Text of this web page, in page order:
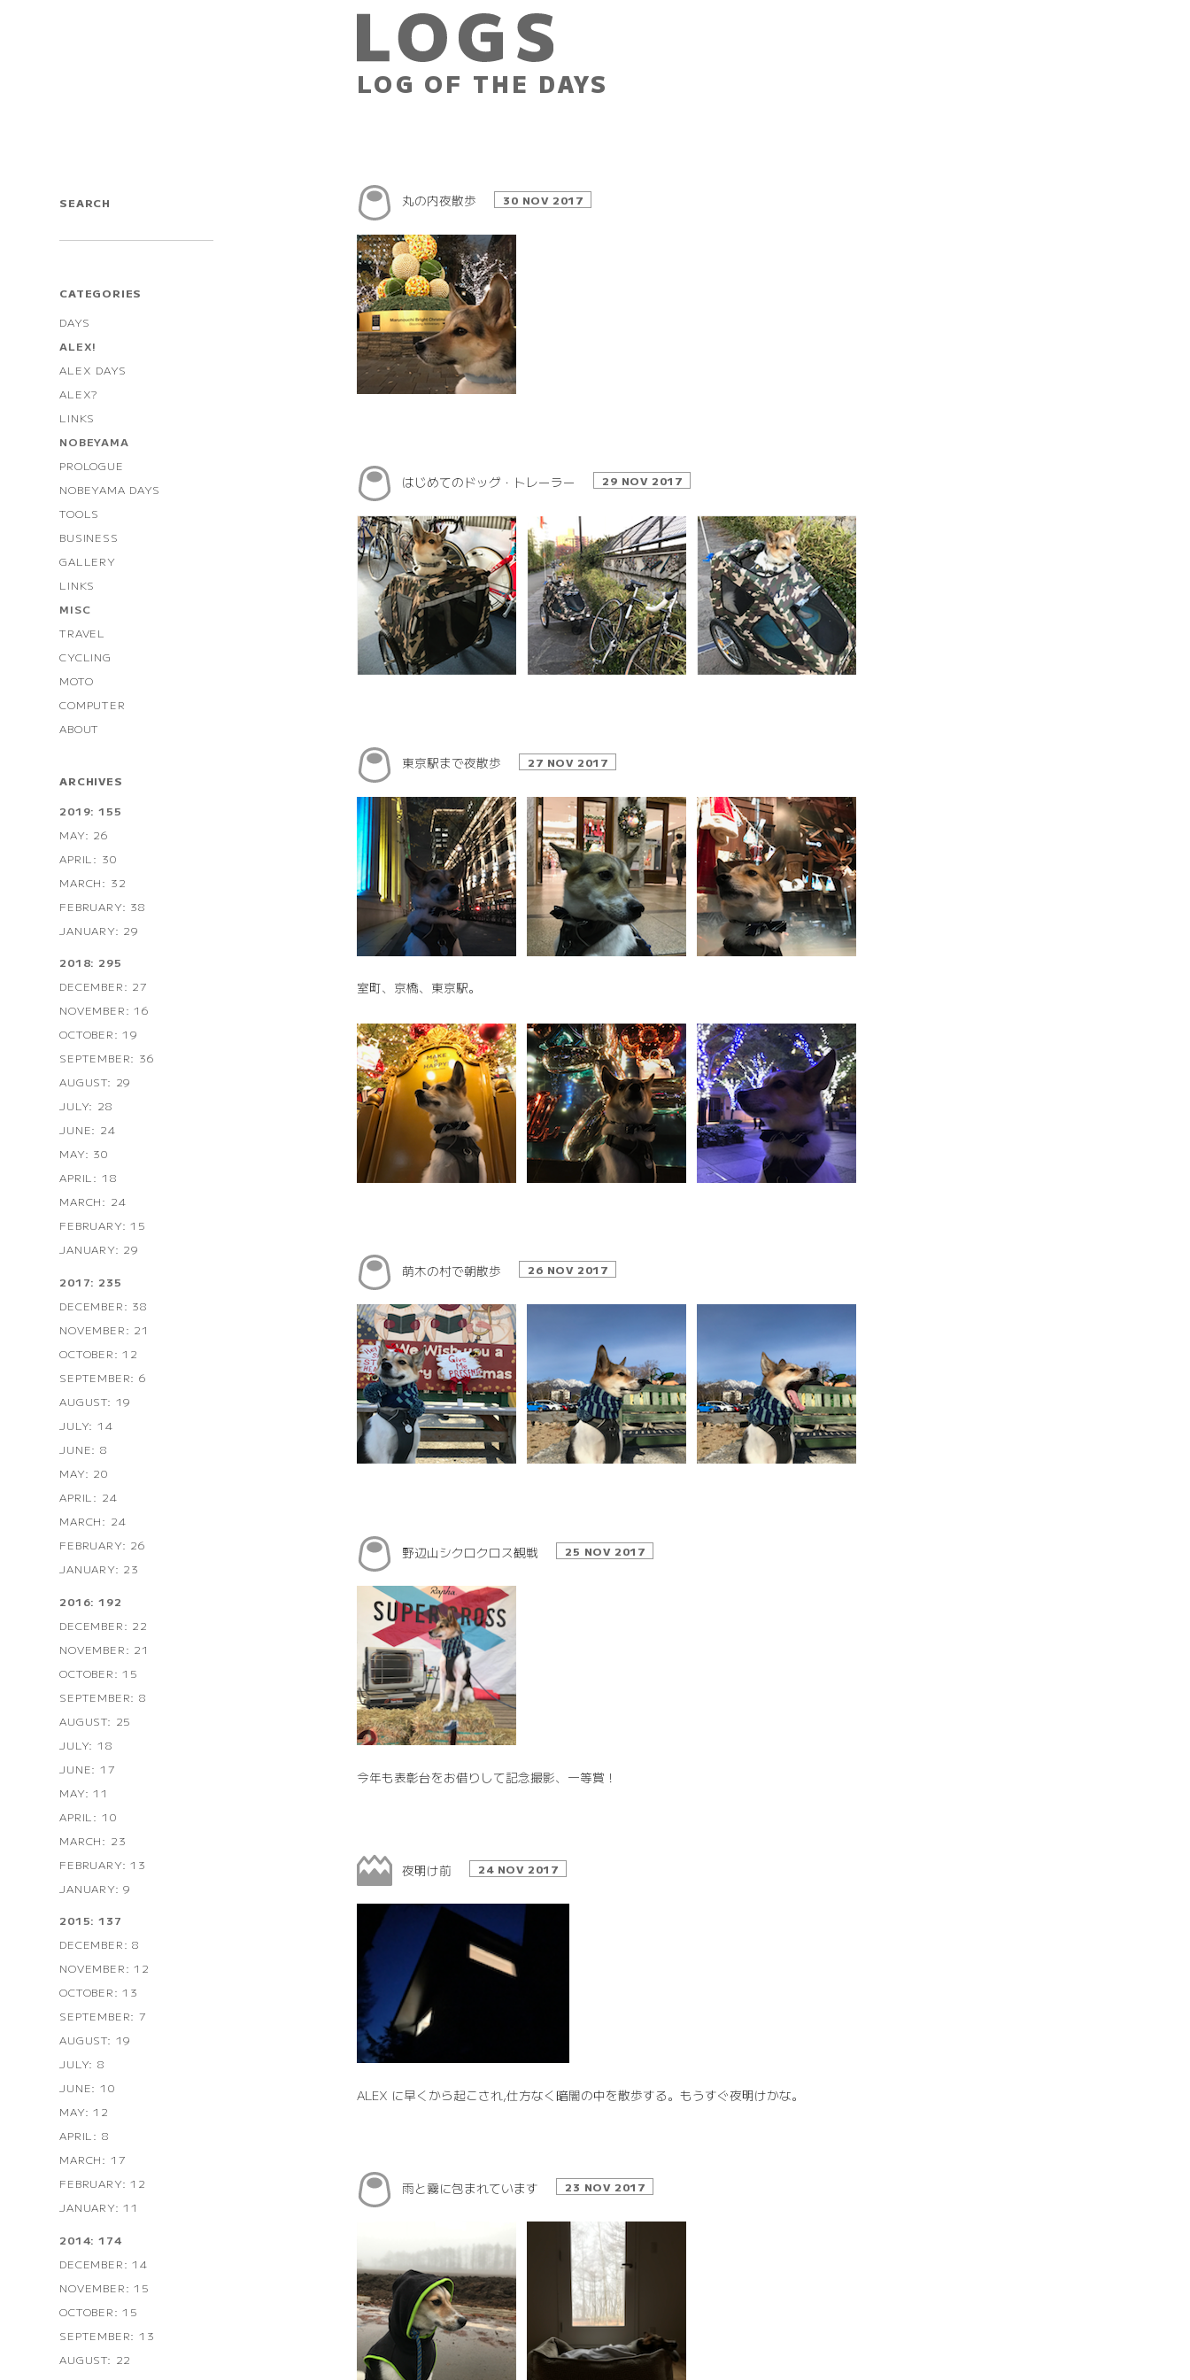
LOG OF THE DAYS
SEARCH
CATEGORIES
DAYS
ALEX!
ALEX DAYS
ALEX?
LINKS
NOBEYAMA
PROLOGUE
NOBEYAMA DAYS
TOOLS
BUSINESS
GALLERY
LINKS
MISC
TRAVEL
CYCLING
MOTO
COMPUTER
ABOUT
ARCHIVES
2019: 155
MAY: 26
APRIL: 30
MARCH: 32
FEBRUARY: 38
JANUARY: 29
2018: 295
DECEMBER: 27
NOVEMBER: 16
OCTOBER: 19
SEPTEMBER: 36
AUGUST: 29
JULY: 28
JUNE: 24
MAY: 30
APRIL: 18
MARCH: 24
FEBRUARY: 15
JANUARY: 29
2017: 235
DECEMBER: 38
NOVEMBER: 21
OCTOBER: 12
SEPTEMBER: 6
AUGUST: 19
JULY: 14
JUNE: 8
MAY: 20
APRIL: 24
MARCH: 24
FEBRUARY: 26
JANUARY: 23
2016: 192
DECEMBER: 22
NOVEMBER: 21
OCTOBER: 15
SEPTEMBER: 8
AUGUST: 25
JULY: 18
JUNE: 17
MAY: 11
APRIL: 10
MARCH: 23
FEBRUARY: 13
JANUARY: 9
2015: 137
DECEMBER: 8
NOVEMBER: 12
OCTOBER: 13
SEPTEMBER: 7
AUGUST: 19
JULY: 8
JUNE: 10
MAY: 12
APRIL: 8
MARCH: 17
FEBRUARY: 12
JANUARY: 11
2014: 174
DECEMBER: 14
NOVEMBER: 15
OCTOBER: 15
SEPTEMBER: 13
AUGUST: 22
丸の内夜散歩 30 NOV 2017
はじめてのドッグ・トレーラー 29 NOV 2017
東京駅まで夜散歩 27 NOV 2017
室町、京橋、東京駅。
萌木の村で朝散歩 26 NOV 2017
野辺山シクロクロス観戦 25 NOV 2017
今年も表彰台をお借りして記念撮影、一等賞！
夜明け前 24 NOV 2017
ALEX に早くから起こされ,仕方なく暗闇の中を散歩する。もうすぐ夜明けかな。
雨と霧に包まれています 23 NOV 2017